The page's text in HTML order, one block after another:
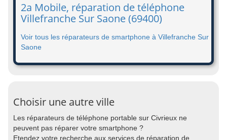
2a Mobile, réparation de téléphone
Villefranche Sur Saone (69400)
Voir tous les réparateurs de smartphone à Villefranche Sur
Saone
Choisir une autre ville
Les réparateurs de téléphone portable sur Civrieux ne
peuvent pas réparer votre smartphone ?
Etendez votre recherche aux services de réparation de